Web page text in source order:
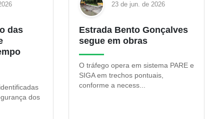
das
dos
23 de jun. de 2026
Estrada Bento Gonçalves
segue em obras
O tráfego opera em sistema PARE e
SIGA em trechos pontuais,
conforme a necess...